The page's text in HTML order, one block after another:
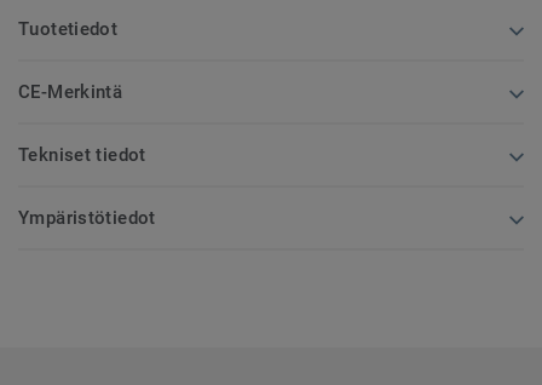
Tuotetiedot
CE-Merkintä
Tekniset tiedot
Ympäristötiedot